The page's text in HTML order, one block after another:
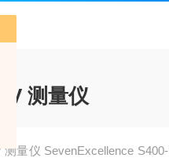
测量仪
量仪 SevenExcellence